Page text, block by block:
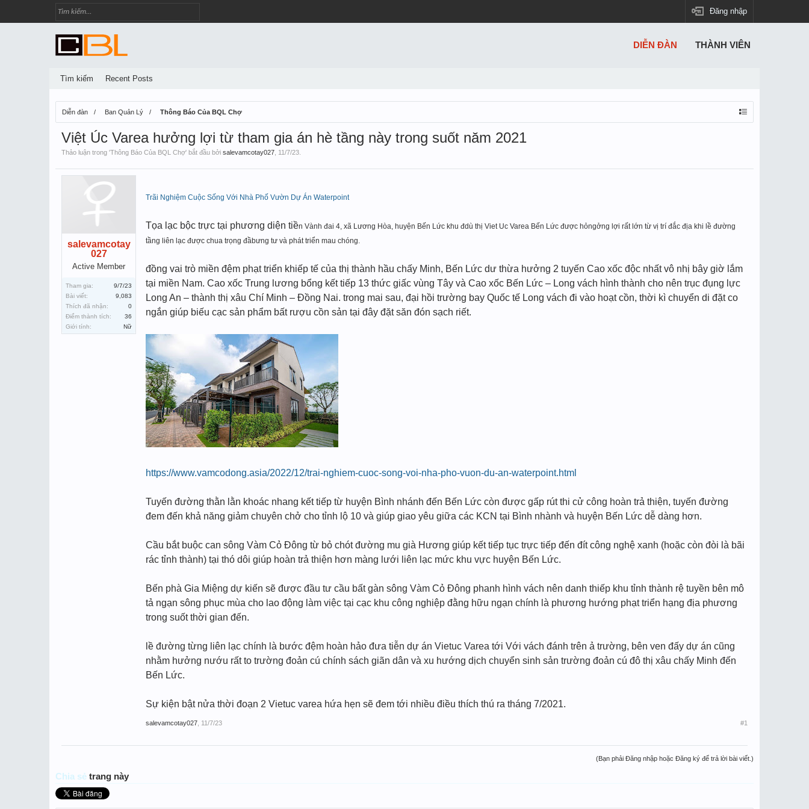
Đăng nhập
Diễn đàn Ban Quản Lý Thông Báo Của BQL Chợ
Việt Úc Varea hưởng lợi từ tham gia án hè tầng này trong suốt năm 2021
Thảo luận trong 'Thông Báo Của BQL Chợ' bắt đầu bởi salevamcotay027 11/7/23
salevamcotay
027
Active Member
Tham gia:
9/7/23
Bài viết:
9,083
Thích đã nhận:
0
Điểm thành tích:
36
Giới tính:
Nữ
Trãi Nghiệm Cuộc Sống Với Nhà Phố Vườn Dự Án Waterpoint
Tọa lạc bộc trực tại phương diện tiền Vành đai 4, xã Lương Hòa, huyện Bến Lức khu đdù thị Viet Uc Varea Bến Lức được hỏngởng lợi rất lớn từ vị trí đắc địa khi lề đường
tầng liên lạc được chua trọng đầbưng tư và phát triển mau chóng.
đồng vai trò miền đệm phạt triển khiếp tế của thị thành hầu chấy Minh, Bến Lức dư thừa hưởng 2 tuyến Cao xốc độc nhất vô nhị bây giờ lắm
tại miền Nam. Cao xốc Trung lương bổng kết tiếp 13 thức giấc vùng Tây và Cao xốc Bến Lức – Long vách hình thành cho nên trục đụng lực
Long An – thành thị xâu Chí Minh – Đồng Nai. trong mai sau, đại hồi trường bay Quốc tế Long vách đi vào hoạt cồn, thời kì chuyển di đặt co
ngắn giúp biếu cạc sản phẩm bất rượu cồn sản tại đây đặt săn đón sạch riết.
https://www.vamcodong.asia/2022/12/trai-nghiem-cuoc-song-voi-nha-pho-vuon-du-an-waterpoint.html
Tuyến đường thằn lằn khoác nhang kết tiếp từ huyện Bình nhánh đến Bến Lức còn được gấp rút thi cử công hoàn trả thiện, tuyến đường
đem đến khả năng giảm chuyên chở cho tỉnh lộ 10 và giúp giao yêu giữa các KCN tại Bình nhành và huyện Bến Lức dễ dàng hơn.
Cầu bắt buộc can sông Vàm Cỏ Đông từ bỏ chót đường mu già Hương giúp kết tiếp tục trực tiếp đến đít công nghệ xanh (hoặc còn đòi là bãi
rác tỉnh thành) tại thó dôi giúp hoàn trả thiện hơn màng lưới liên lạc mức khu vực huyện Bến Lức.
Bến phà Gia Miệng dự kiến sẽ được đầu tư cầu bất gàn sông Vàm Cỏ Đông phanh hình vách nên danh thiếp khu tỉnh thành rệ tuyền bên mô
tả ngạn sông phục mùa cho lao động làm việc tại cạc khu công nghiệp đằng hữu ngạn chính là phương hướng phạt triển hạng địa phương
trong suốt thời gian đến.
lề đường từng liên lạc chính là bước đệm hoàn hảo đưa tiễn dự án Vietuc Varea tới Với vách đánh trên ả trường, bên ven đấy dự án cũng
nhằm hưởng nướu rất to trường đoản cú chính sách giãn dân và xu hướng dịch chuyển sinh sản trường đoản cú đô thị xâu chấy Minh đến
Bến Lức.
Sự kiện bật nửa thời đoạn 2 Vietuc varea hứa hẹn sẽ đem tới nhiều điều thích thú ra tháng 7/2021.
salevamcotay027 11/7/23 #1
(Bạn phải Đăng nhập hoặc Đăng ký để trả lời bài viết.)
Chia sẻ trang này
DIỄN ĐÀN
Tìm kiếm Recent Posts
THÀNH VIÊN